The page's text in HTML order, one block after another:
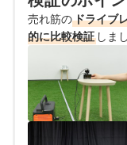
売れ筋のドライブ
的に比較検証 しま